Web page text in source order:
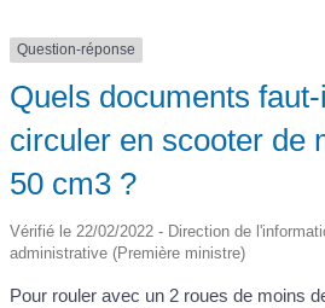
Question-réponse
Quels documents
circuler en scooter de
50 cm3 ?
Vérifié le 22/02/2022 - Direction de
administrative (Première ministre)
Pour rouler avec un 2 roues de moins